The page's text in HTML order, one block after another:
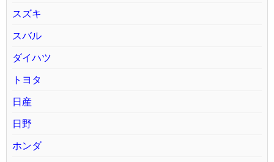
スズキ
スバル
ダイハツ
トヨタ
日産
日野
ホンダ